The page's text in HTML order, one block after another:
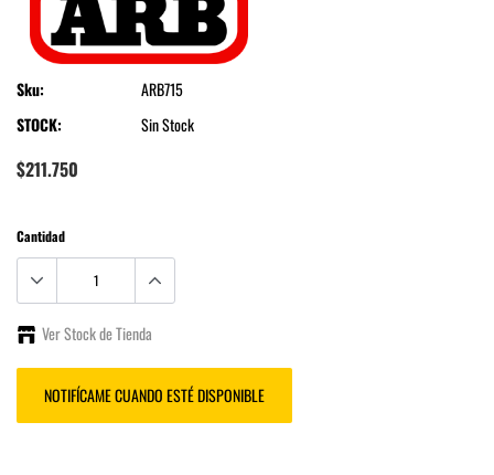
Sku:
ARB715
STOCK:
Sin Stock
$211.750
Cantidad
Ver Stock de Tienda
NOTIFÍCAME CUANDO ESTÉ DISPONIBLE